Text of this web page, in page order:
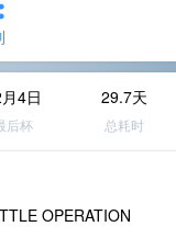
4日
后杯
29.7天
总耗时
OPERATION